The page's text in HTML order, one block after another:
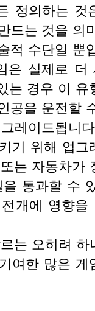
정의하는 것
드는 것을 의
적 수단일 뿐
은 실제로 더
는 경우 이 유
공을 운전할
레이드됩니
기 위해 업그
는 자동차가
통과할 수
개에 영향을
는 오히려 하
여한 많은 게